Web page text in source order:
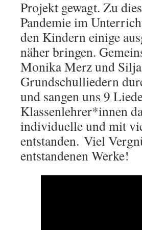
Projekt gewagt. Zu
Pandemie im
den Kindern einige
näher bringen.
Monika Merz und
Grundschulliedern
und sangen uns 9
Klassenlehrer*innen
individuelle und mit
entstanden. Viel
entstandenen Werke!